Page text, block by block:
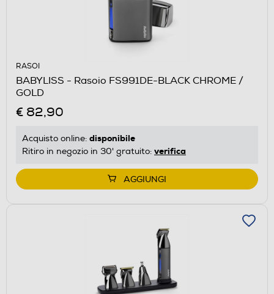
RASOI
BABYLISS - Rasoio FS991DE-BLACK CHROME /
GOLD
€ 82,90
Acquisto online: disponibile
Ritiro in negozio in 30' gratuito: verifica
AGGIUNGI